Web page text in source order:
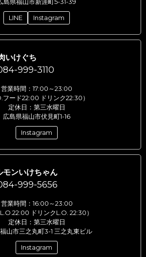
LINE Instagram
いけぐち
999-3110
営業時間：17:00～23:00
フード22:00 ドリンク22:30）
定休日：第三水曜日
広島県福山市伏見町1-16
Instagram
モンいけちゃん
999-5656
営業時間：16:00～23:00
L.O.22:00 ドリンクL.O. 22:30）
定休日：第三水曜日
山市三之丸町3-1 三之丸東ビル
Instagram